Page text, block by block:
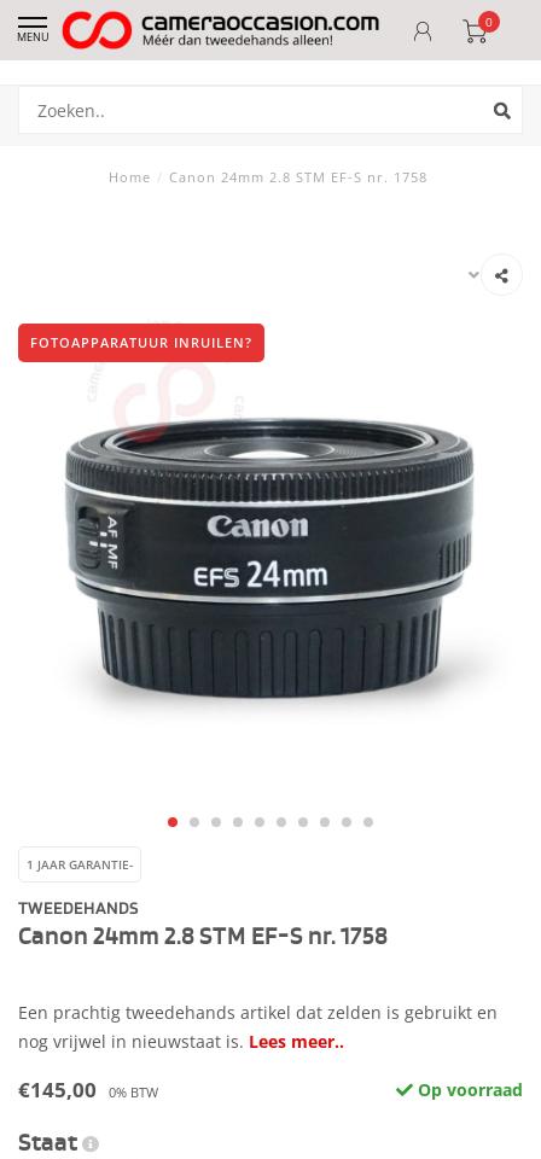
MENU
0
Home / Canon 24mm 2.8 STM EF-S nr. 1758
FOTOAPPARATUUR INRUILEN?
1 JAAR GARANTIE-
TWEEDEHANDS
Canon 24mm 2.8 STM EF-S nr. 1758
Een prachtig tweedehands artikel dat zelden is gebruikt en
nog vrijwel in nieuwstaat is. Lees meer..
€145,00 0% BTW Op voorraad
Staat